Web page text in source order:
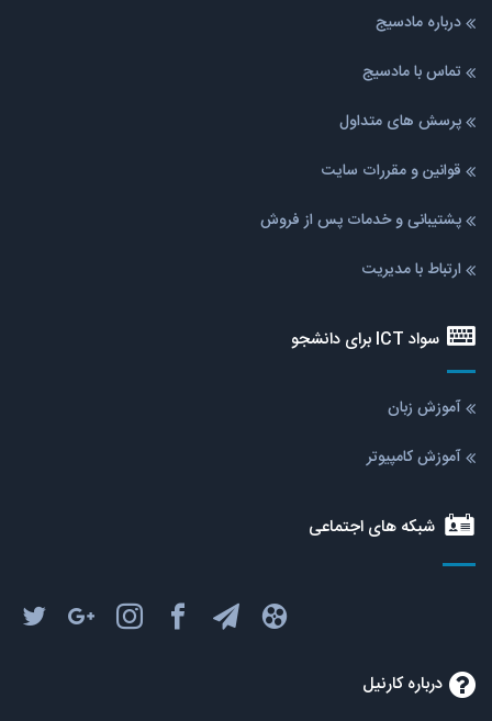
درباره مادسیج
تماس با مادسیج
پرسش های متداول
قوانین و مقررات سایت
پشتیبانی و خدمات پس از فروش
ارتباط با مدیریت
سواد ICT برای دانشجو
آموزش زبان
آموزش کامپیوتر
شبکه های اجتماعی
درباره کارنیل